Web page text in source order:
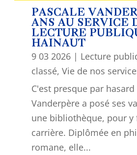
PASCALE
ANS AU SERVICE
LECTURE
HAINAUT
9 03 2026| Lecture
classé, Vie de nos
C'est presque par
Vanderpère a posé ses
une bibliothèque, pour y
carrière. Diplômée en
romane, elle...